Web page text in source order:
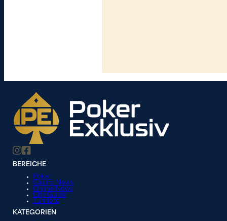
BEREICHE
Poker
Casino News
Online News
City Guide
Turniere
KATEGORIEN